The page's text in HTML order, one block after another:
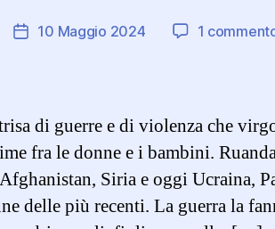
Data10 Maggio 2024 1
di guerre e di violenza che
fra le donne e i bambini.
Siria e oggi Ucraina,
delle più recenti. La guerra la